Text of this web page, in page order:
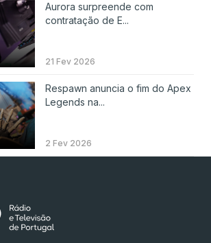
Aurora surpreende com
contratação de E...
21 Fev 2026
Respawn anuncia o fim do Apex
Legends na...
2 Fev 2026